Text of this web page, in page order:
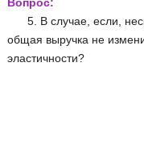
5. В случае, если,
общая выручка не
эластичности?